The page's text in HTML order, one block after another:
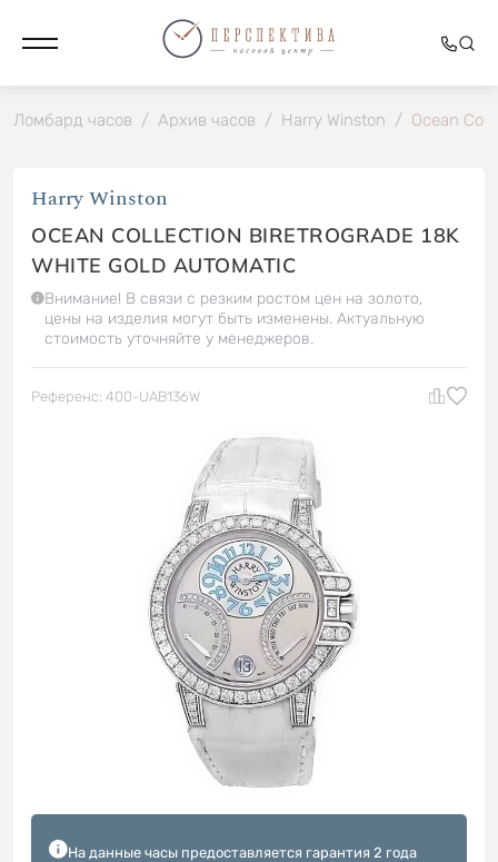
Ломбард часов / Архив часов / Harry Winston / Ocean
Harry Winston
OCEAN COLLECTION BIRETROGRADE 18K
WHITE GOLD AUTOMATIC
Внимание! В связи с резким ростом цен на золото,
цены на изделия могут быть изменены. Актуальную
стоимость уточняйте у менеджеров.
Референс: 400-UAB136W
На данные часы предоставляется гарантия 2 года